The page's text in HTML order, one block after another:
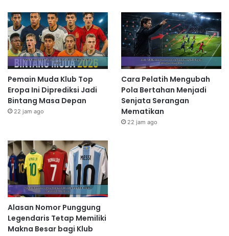
Pemain Muda Klub Top
Eropa Ini Diprediksi Jadi
Bintang Masa Depan
22 jam ago
Cara Pelatih Mengubah
Pola Bertahan Menjadi
Senjata Serangan
Mematikan
22 jam ago
Alasan Nomor Punggung
Legendaris Tetap Memiliki
Makna Besar bagi Klub